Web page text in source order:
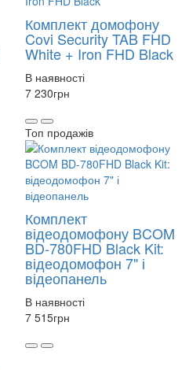
Комплект домофону
Covi Security TAB FHD
White + Iron FHD Black
В наявності
7 230грн
Топ продажів
Комплект
відеодомофону BCOM
BD-780FHD Black Kit:
відеодомофон 7" і
відеопанель
В наявності
7 515грн